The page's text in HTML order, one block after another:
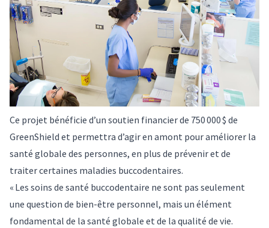
Ce projet bénéficie d’un soutien financier de 750 000 $ de
GreenShield et permettra d’agir en amont pour améliorer la
santé globale des personnes, en plus de prévenir et de
traiter certaines maladies buccodentaires.
« Les soins de santé buccodentaire ne sont pas seulement
une question de bien-être personnel, mais un élément
fondamental de la santé globale et de la qualité de vie.